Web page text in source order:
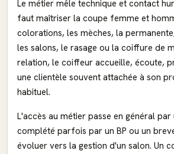
Le métier mêle technique et contact
faut maîtriser la coupe femme et
colorations, les mèches, la
les salons, le rasage ou la coiffure de
relation, le coiffeur accueille, écoute,
une clientèle souvent attachée à son
habituel.
L'accès au métier passe en général
complété parfois par un BP ou un
évoluer vers la gestion d'un salon. Un